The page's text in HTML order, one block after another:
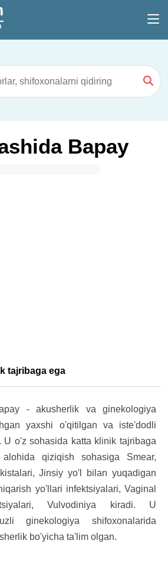
Bapay
tajribaga ega
- akusherlik va ginekologiya
yaxshi o'qitilgan va iste'dodli
U o'z sohasida katta klinik tajribaga
qiziqish sohasiga Smear,
Jinsiy yo'l bilan yuqadigan
yo'llari infektsiyalari, Vaginal
Vulvodiniya kiradi. U
ginekologiya shifoxonalarida
bo'yicha ta'lim olgan.